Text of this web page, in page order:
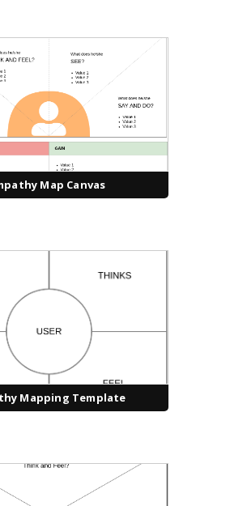
Map Canvas
Mapping Template